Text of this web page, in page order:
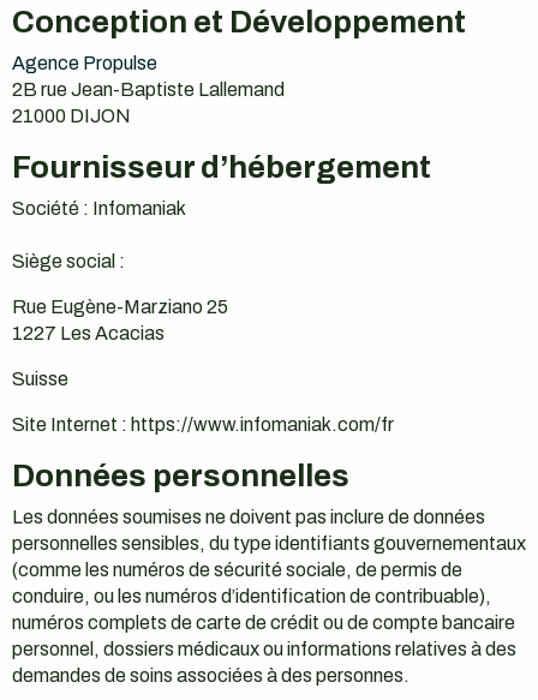
Conception et Développement
Agence Propulse
2B rue Jean-Baptiste Lallemand
21000 DIJON
Fournisseur d’hébergement
Société : Infomaniak
Siège social :
Rue Eugène-Marziano 25
1227 Les Acacias
Suisse
Site Internet : https://www.infomaniak.com/fr
Données personnelles
Les données soumises ne doivent pas inclure de données
personnelles sensibles, du type identifiants gouvernementaux
(comme les numéros de sécurité sociale, de permis de
conduire, ou les numéros d’identification de contribuable),
numéros complets de carte de crédit ou de compte bancaire
personnel, dossiers médicaux ou informations relatives à des
demandes de soins associées à des personnes.